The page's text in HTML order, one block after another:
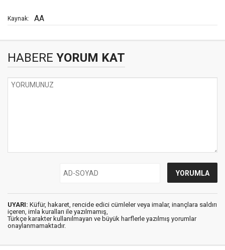
Kaynak: AA
HABERE YORUM KAT
UYARI: Küfür, hakaret, rencide edici cümleler veya imalar, inançlara saldırı
içeren, imla kuralları ile yazılmamış,
Türkçe karakter kullanılmayan ve büyük harflerle yazılmış yorumlar
onaylanmamaktadır.